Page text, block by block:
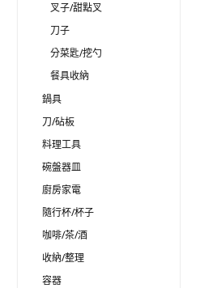
叉子/甜點叉
刀子
分菜匙/挖勺
餐具收納
鍋具
刀/砧板
料理工具
碗盤器皿
廚房家電
隨行杯/杯子
咖啡/茶/酒
收納/整理
容器